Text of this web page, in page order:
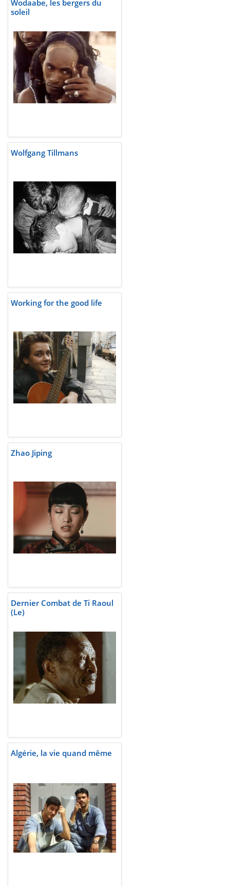
Wodaabe, les bergers du
soleil
Wolfgang Tillmans
Working for the good life
Zhao Jiping
Dernier Combat de Ti Raoul
(Le)
Algérie, la vie quand même